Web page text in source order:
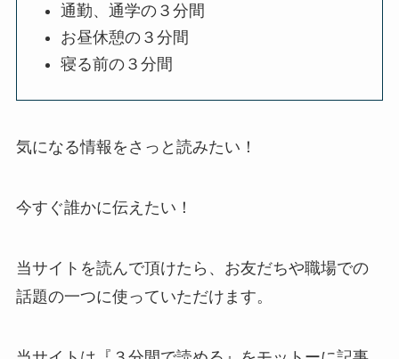
通勤、通学の３分間
お昼休憩の３分間
寝る前の３分間
気になる情報をさっと読みたい！
今すぐ誰かに伝えたい！
当サイトを読んで頂けたら、お友だちや職場での
話題の一つに使っていただけます。